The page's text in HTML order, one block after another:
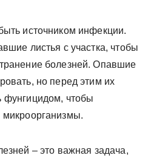
источником инфекции.
листья с участка, чтобы
болезней. Опавшие
но перед этим их
фунгицидом, чтобы
микроорганизмы.
– это важная задача,